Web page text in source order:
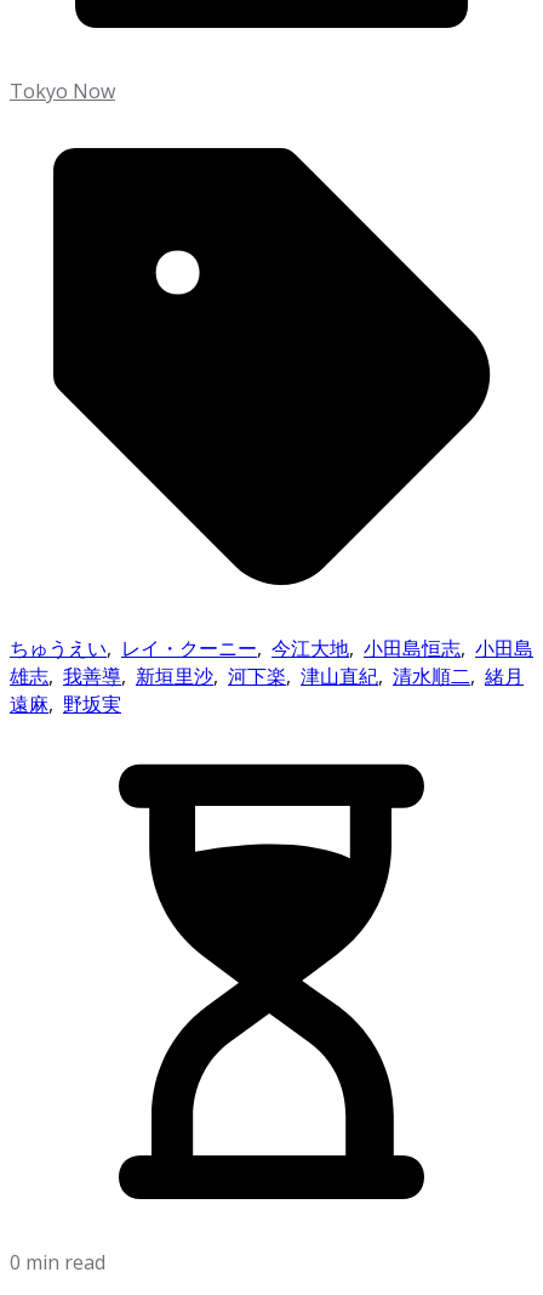
Tokyo Now
ちゅうえい, レイ・クーニー, 今江大地, 小田島恒志, 小田島
雄志, 我善導, 新垣里沙, 河下楽, 津山直紀, 清水順二, 緒月
遠麻, 野坂実
0 min read